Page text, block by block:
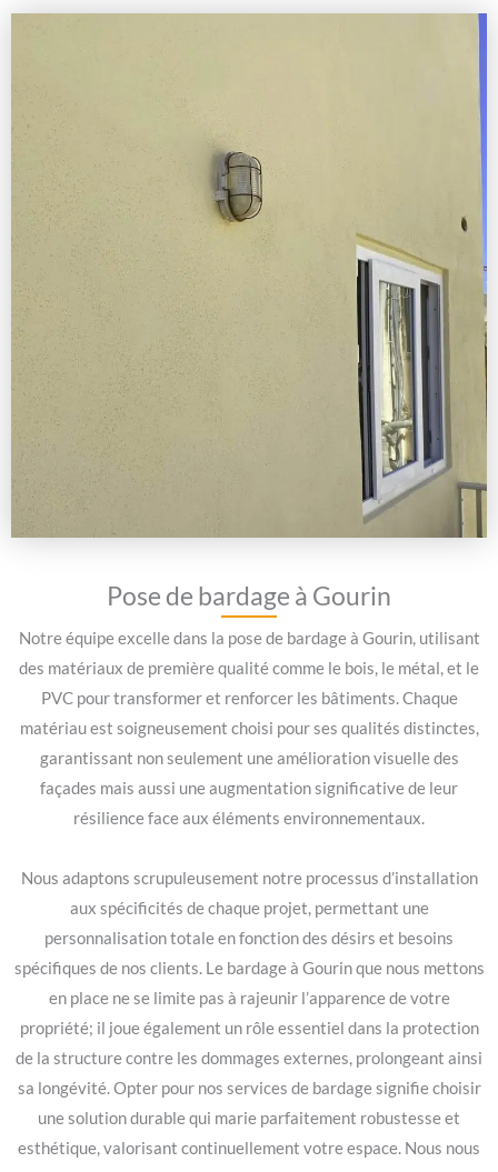
Pose de bardage à Gourin
Notre équipe excelle dans la pose de bardage à Gourin, utilisant
des matériaux de première qualité comme le bois, le métal, et le
PVC pour transformer et renforcer les bâtiments. Chaque
matériau est soigneusement choisi pour ses qualités distinctes,
garantissant non seulement une amélioration visuelle des
façades mais aussi une augmentation significative de leur
résilience face aux éléments environnementaux.
Nous adaptons scrupuleusement notre processus d’installation
aux spécificités de chaque projet, permettant une
personnalisation totale en fonction des désirs et besoins
spécifiques de nos clients. Le bardage à Gourin que nous mettons
en place ne se limite pas à rajeunir l’apparence de votre
propriété; il joue également un rôle essentiel dans la protection
de la structure contre les dommages externes, prolongeant ainsi
sa longévité. Opter pour nos services de bardage signifie choisir
une solution durable qui marie parfaitement robustesse et
esthétique, valorisant continuellement votre espace. Nous nous